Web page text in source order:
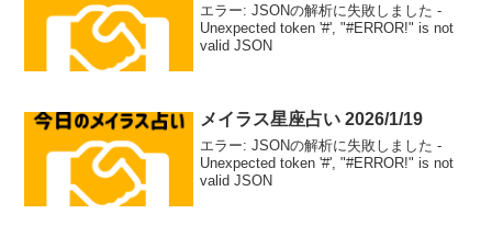
エラー: JSONの解析に失敗しました -
Unexpected token '#', "#ERROR!" is not
valid JSON
メイラス星座占い 2026/1/19
エラー: JSONの解析に失敗しました -
Unexpected token '#', "#ERROR!" is not
valid JSON